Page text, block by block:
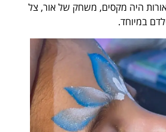
היה מקסים, משחק של אור, צל
במיוחד.